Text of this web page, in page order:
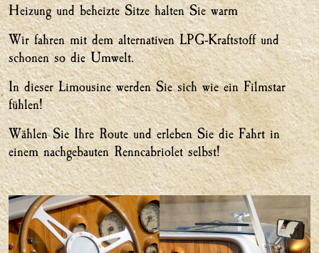
Heizung und beheizte Sitze halten Sie warm
Wir fahren mit dem alternativen LPG-Kraftstoff und
schonen so die Umwelt.
In dieser Limousine werden Sie sich wie ein Filmstar
fühlen!
Wählen Sie Ihre Route und erleben Sie die Fahrt in
einem nachgebauten Renncabriolet selbst!